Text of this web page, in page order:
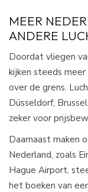
MEER
ANDERE
Doordat vliegen
kijken steeds
over de grens.
Düsseldorf,
zeker voor
Daarnaast maken
Nederland, zoals
Hague Airport,
het boeken van